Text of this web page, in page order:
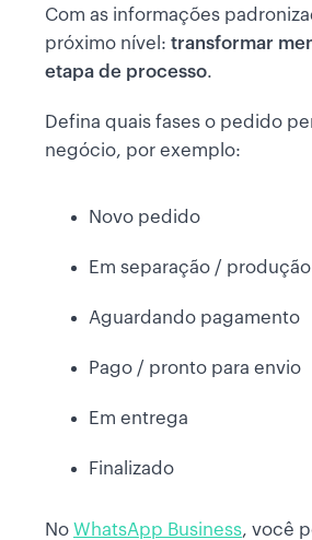
Com as informações
próximo nível: transformar
etapa de processo.
Defina quais fases o pedido
negócio, por exemplo:
Novo pedido
Em separação / produção
Aguardando pagamento
Pago / pronto para envio
Em entrega
Finalizado
No WhatsApp Business, você